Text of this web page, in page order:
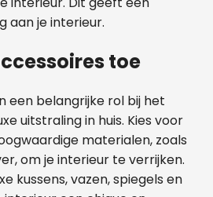
aan je interieur.
toe
een belangrijke rol bij het
uitstraling in huis. Kies voor
materialen, zoals
om je interieur te verrijken.
kussens, vazen, spiegels en